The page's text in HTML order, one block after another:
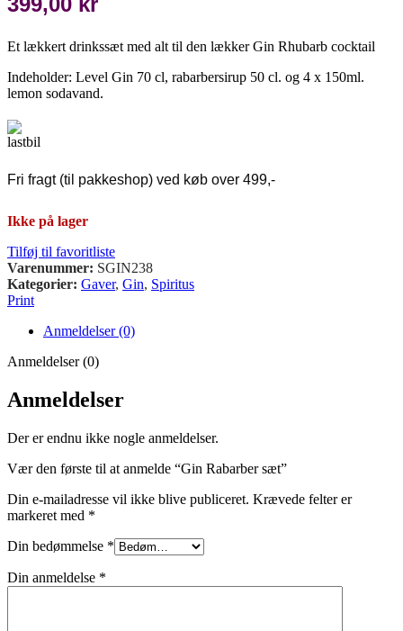
Et lækkert drinkssæt med alt til den lækker Gin Rhubarb cocktail
Indeholder: Level Gin 70 cl, rabarbersirup 50 cl. og 4 x 150ml.
lemon sodavand.
Fri fragt (til pakkeshop) ved køb over 499,-
Ikke på lager
Tilføj til favoritliste
Varenummer: SGIN238
Kategorier: Gaver, Gin, Spiritus
Print
Anmeldelser (0)
Anmeldelser (0)
Anmeldelser
Der er endnu ikke nogle anmeldelser.
Vær den første til at anmelde “Gin Rabarber sæt”
Din e-mailadresse vil ikke blive publiceret. Krævede felter er
markeret med *
Din bedømmelse *
Din anmeldelse *